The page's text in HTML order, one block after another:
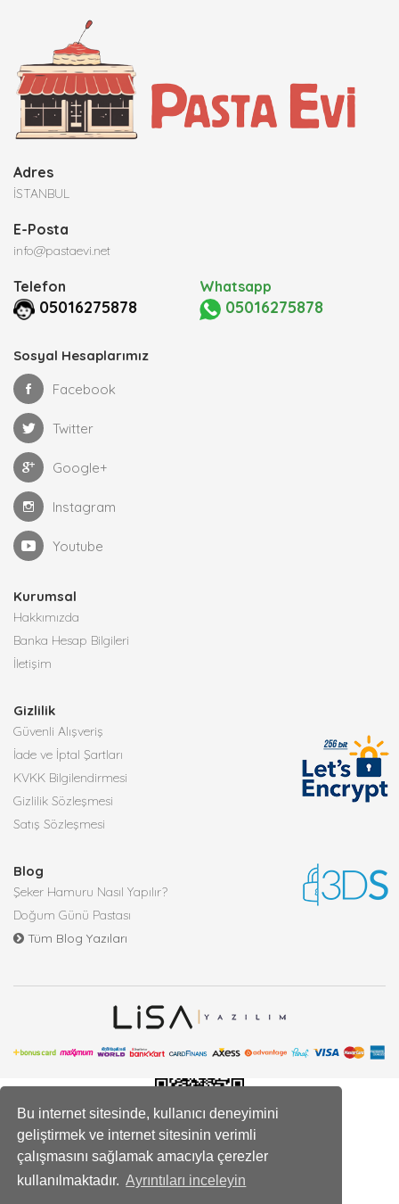
Bu internet sitesinde, kullanıcı deneyimini
geliştirmek ve internet sitesinin verimli
çalışmasını sağlamak amacıyla çerezler
kullanılmaktadır. Ayrıntıları inceleyin
Adres
İSTANBUL
E-Posta
info@pastaevi.net
Telefon
05016275878
Whatsapp
05016275878
Sosyal Hesaplarımız
Facebook
Twitter
Google+
Instagram
Youtube
Kurumsal
Hakkımızda
Banka Hesap Bilgileri
İletişim
Gizlilik
Güvenli Alışveriş
İade ve İptal Şartları
KVKK Bilgilendirmesi
Gizlilik Sözleşmesi
Satış Sözleşmesi
Blog
Şeker Hamuru Nasıl Yapılır?
Doğum Günü Pastası
Tüm Blog Yazıları